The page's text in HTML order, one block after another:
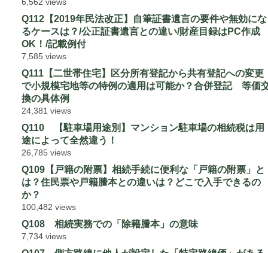
Q112【2019年民法改正】自筆証書遺言の要件や無効にな
るケースは？/公正証書遺言との違い/財産目録はPC作成
OK！/記載例付
7,585 views
Q111【二世帯住宅】区分所有登記から共有登記への変更
で小規模宅地等の特例の適用は可能か？合併登記 等価
換の具体例
24,381 views
Q110 【駐車場用途別】マンション駐車場の相続税は用
途によって全然違う！
26,785 views
Q109【戸籍の附票】相続手続に便利な「戸籍の附票」と
は？住民票や戸籍謄本との違いは？どこで入手できるの
か？
100,482 views
Q108 相続実務での「除籍謄本」の意味
7,734 views